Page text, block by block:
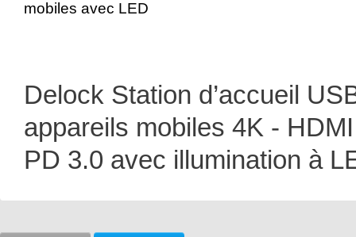
mobiles avec LED
Delock Station d’accueil
appareils mobiles 4K -
PD 3.0 avec illumination à